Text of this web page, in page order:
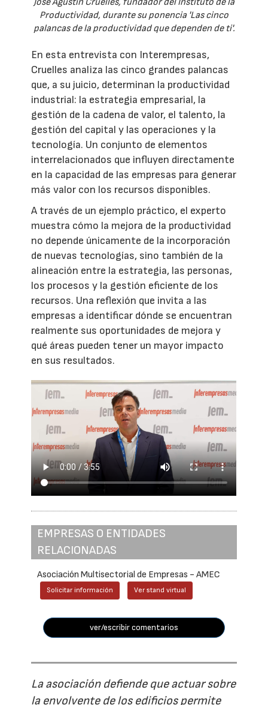
Productividad, durante su ponencia 'Las cinco
palancas de la productividad que dependen de ti'.
En esta entrevista con Interempresas,
Cruelles analiza las cinco grandes palancas
que, a su juicio, determinan la productividad
industrial: la estrategia empresarial, la
gestión de la cadena de valor, el talento, la
gestión del capital y las operaciones y la
tecnología. Un conjunto de elementos
interrelacionados que influyen directamente
en la capacidad de las empresas para generar
más valor con los recursos disponibles.
A través de un ejemplo práctico, el experto
muestra cómo la mejora de la productividad
no depende únicamente de la incorporación
de nuevas tecnologías, sino también de la
alineación entre la estrategia, las personas,
los procesos y la gestión eficiente de los
recursos. Una reflexión que invita a las
empresas a identificar dónde se encuentran
realmente sus oportunidades de mejora y
qué áreas pueden tener un mayor impacto
en sus resultados.
EMPRESAS O ENTIDADES
RELACIONADAS
Asociación Multisectorial de Empresas - AMEC
Solicitar información Ver stand virtual
ver/escribir comentarios
La asociación defiende que actuar sobre
la envolvente de los edificios permite